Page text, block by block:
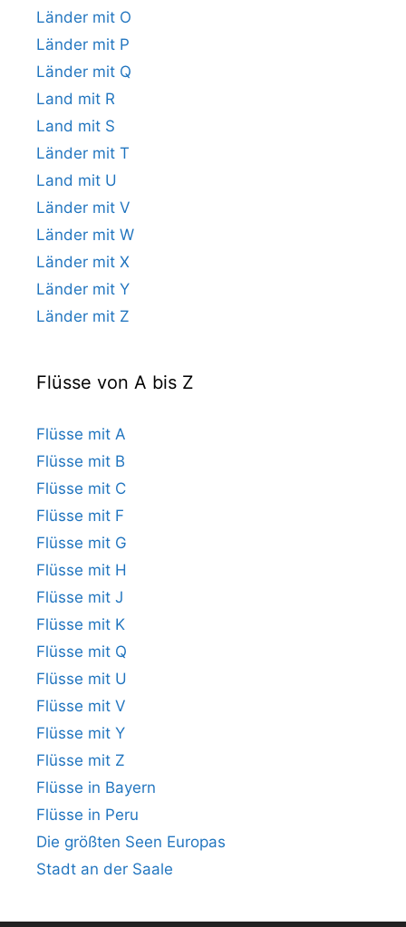
Länder mit O
Länder mit P
Länder mit Q
Land mit R
Land mit S
Länder mit T
Land mit U
Länder mit V
Länder mit W
Länder mit X
Länder mit Y
Länder mit Z
Flüsse von A bis Z
Flüsse mit A
Flüsse mit B
Flüsse mit C
Flüsse mit F
Flüsse mit G
Flüsse mit H
Flüsse mit J
Flüsse mit K
Flüsse mit Q
Flüsse mit U
Flüsse mit V
Flüsse mit Y
Flüsse mit Z
Flüsse in Bayern
Flüsse in Peru
Die größten Seen Europas
Stadt an der Saale